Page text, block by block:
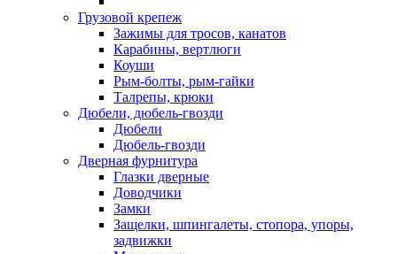
Грузовой крепеж
Зажимы для тросов, канатов
Карабины, вертлюги
Коуши
Рым-болты, рым-гайки
Талрепы, крюки
Дюбели, дюбель-гвозди
Дюбели
Дюбель-гвозди
Дверная фурнитура
Глазки дверные
Доводчики
Замки
Защелки, шпингалеты, стопора, упоры,
задвижки